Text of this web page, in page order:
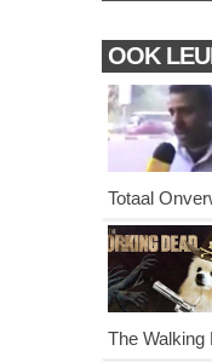
OOK
Totaal
The Walking